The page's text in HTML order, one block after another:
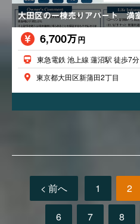
6,700万円
東急電鉄 池上線 蓮沼駅 徒歩7分
東京都大田区新蒲田2丁目
< 前へ 1 2
6 7 8